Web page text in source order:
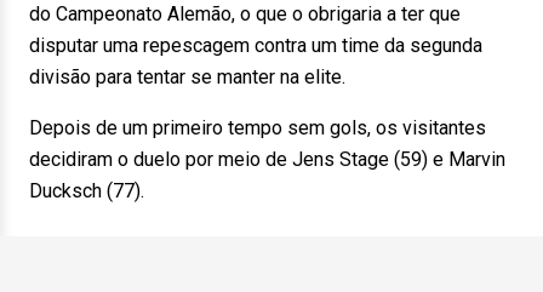
do Campeonato Alemão, o que o obrigaria a ter que
disputar uma repescagem contra um time da segunda
divisão para tentar se manter na elite.
Depois de um primeiro tempo sem gols, os visitantes
decidiram o duelo por meio de Jens Stage (59) e Marvin
Ducksch (77).